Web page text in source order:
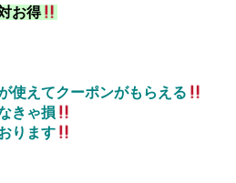
お得
使えてクーポンがもらえる
きゃ損
ります